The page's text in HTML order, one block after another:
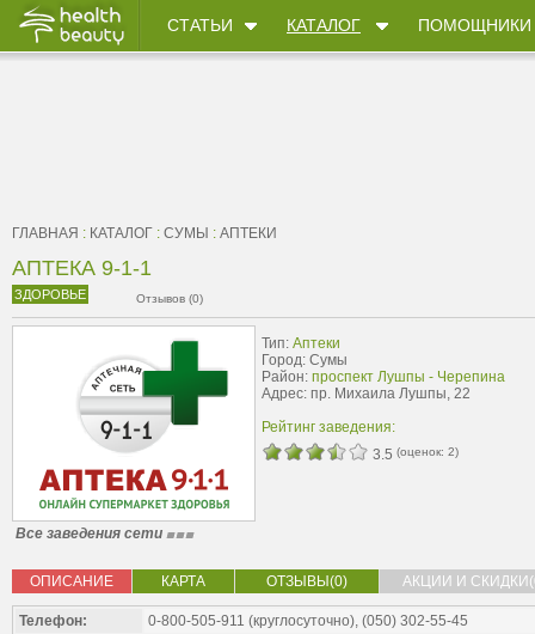
СТАТЬИ КАТАЛОГ ПОМОЩНИКИ
ГЛАВНАЯ : КАТАЛОГ : СУМЫ : АПТЕКИ
АПТЕКА 9-1-1
ЗДОРОВЬЕ Отзывов (0)
Тип: Аптеки
Город: Сумы
Район: проспект Лушпы - Черепина
Адрес: пр. Михаила Лушпы, 22
Рейтинг заведения:
3.5 (оценок: 2)
Все заведения сети
ОПИСАНИЕ КАРТА ОТЗЫВЫ(0) АКЦИИ И
Телефон: 0-800-505-911 (круглосуточно), (050) 302-55-45